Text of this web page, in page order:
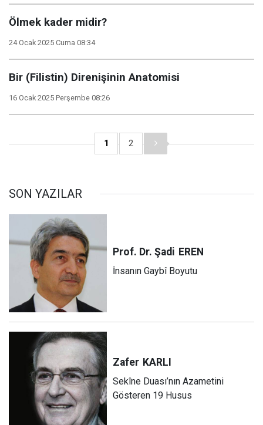
Ölmek kader midir?
24 Ocak 2025 Cuma 08:34
Bir (Filistin) Direnişinin Anatomisi
16 Ocak 2025 Perşembe 08:26
1 2
SON YAZILAR
Prof. Dr. Şadi EREN
İnsanın Gaybî Boyutu
Zafer KARLI
Sekîne Duası’nın Azametini
Gösteren 19 Husus